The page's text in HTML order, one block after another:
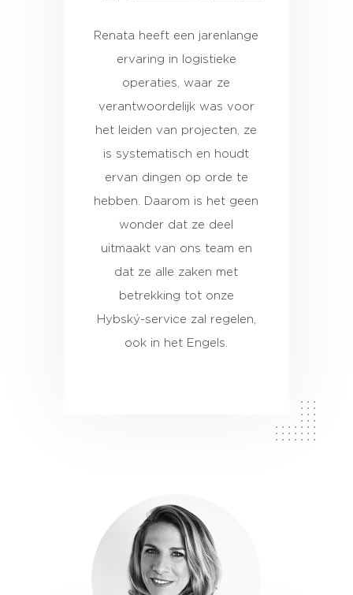
Renata heeft een jarenlange
ervaring in logistieke
operaties, waar ze
verantwoordelijk was voor
het leiden van projecten, ze
is systematisch en houdt
ervan dingen op orde te
hebben. Daarom is het geen
wonder dat ze deel
uitmaakt van ons team en
dat ze alle zaken met
betrekking tot onze
Hybský-service zal regelen,
ook in het Engels.